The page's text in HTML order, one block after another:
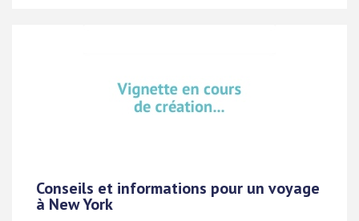
Conseils et informations pour un voyage
à New York